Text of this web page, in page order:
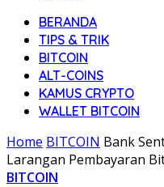
BERANDA
TIPS & TRIK
BITCOIN
ALT-COINS
KAMUS CRYPTO
WALLET BITCOIN
Home BITCOIN Bank
Larangan Pembayaran
BITCOIN